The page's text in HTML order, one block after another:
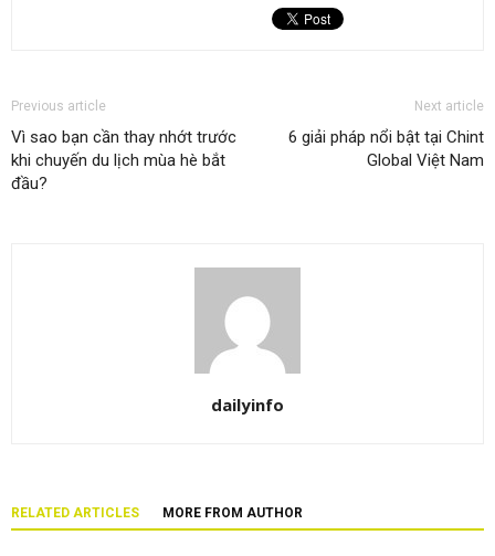
Previous article
Vì sao bạn cần thay nhớt trước
khi chuyến du lịch mùa hè bắt
đầu?
Next article
6 giải pháp nổi bật tại Chint
Global Việt Nam
dailyinfo
RELATED ARTICLES MORE FROM AUTHOR